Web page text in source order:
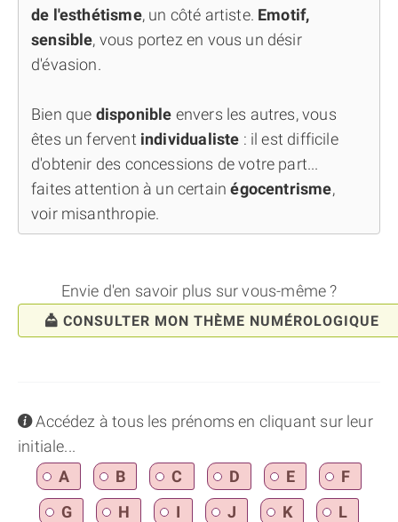
de l'esthétisme, un côté artiste. Emotif,
sensible, vous portez en vous un désir
d'évasion.
Bien que disponible envers les autres, vous
êtes un fervent individualiste : il est difficile
d'obtenir des concessions de votre part...
faites attention à un certainégocentrisme,
voir misanthropie.
Envie d'en savoir plus sur vous-même ?
CONSULTER MON THÈME NUMÉROLOGIQUE
infoAccédez à tous les prénoms en cliquant sur leur
initiale...
A
B C D E
F
G
H I J K
L